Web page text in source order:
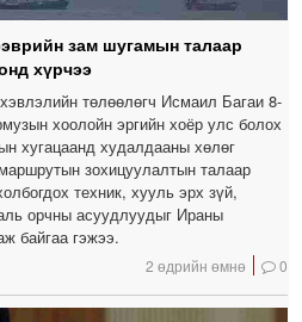
зам шугамын талаар
хүрчээ
төлөөлөгч Исмаил Багаи 8-
хоолойн эргийн хоёр улс болох
хугацаанд худалдааны хөлөг
зохицуулалтын талаар
техник, хууль эрх зүй,
орчны асуудлуудыг Ираны
байгаа гэжээ.
2 өдрийн өмнө 0